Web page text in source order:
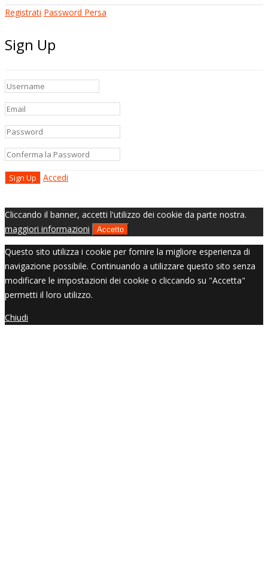
Registrati Password Persa
Sign Up
Accedi
Cliccando il banner, accetti l'utilizzo dei cookie da parte nostra.
maggiori informazioni
Accetto
Questo sito utilizza i cookie per fornire la migliore esperienza di
navigazione possibile. Continuando a utilizzare questo sito senza
modificare le impostazioni dei cookie o cliccando su "Accetta"
permetti il loro utilizzo.
Chiudi